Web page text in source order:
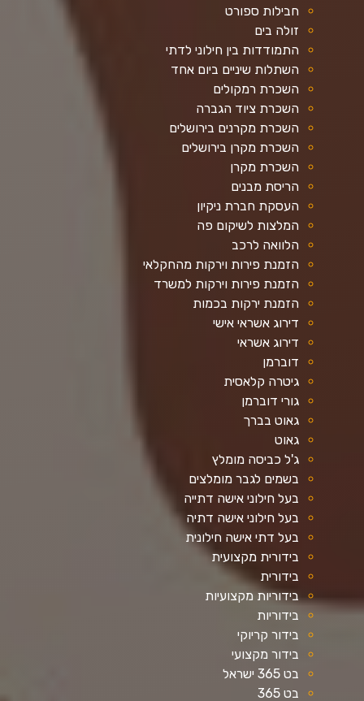
חבילות ספורט
זולה בים
התמודדות בין חילוני לדתי
השתלות שיניים ביום אחד
השכרת רמקולים
השכרת ציוד הגברה
השכרת מקרנים בירושלים
השכרת מקרן בירושלים
השכרת מקרן
הריסת מבנים
העסקת חברת ניקיון
המלצות לשיקום פה
הלוואה לרכב
הזמנת פירות וירקות מהחקלאי
הזמנת פירות וירקות למשרד
הזמנת ירקות בכמות
דירוג אשראי אישי
דירוג אשראי
דוברמן
גיטרה קלאסית
גורי דוברמן
גאוט בברך
גאוט
ג'ל כביסה מומלץ
בשמים לגבר מומלצים
בעל חילוני אישה דתייה
בעל חילוני אישה דתיה
בעל דתי אישה חילונית
בידורית מקצועית
בידורית
בידוריות מקצועיות
בידוריות
בידור קריוקי
בידור מקצועי
בט 365 ישראל
בט 365